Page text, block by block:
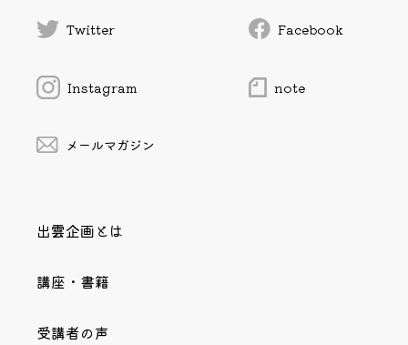
Twitter Facebook
Instagram note
メールマガジン
出雲企画とは
講座・書籍
受講者の声